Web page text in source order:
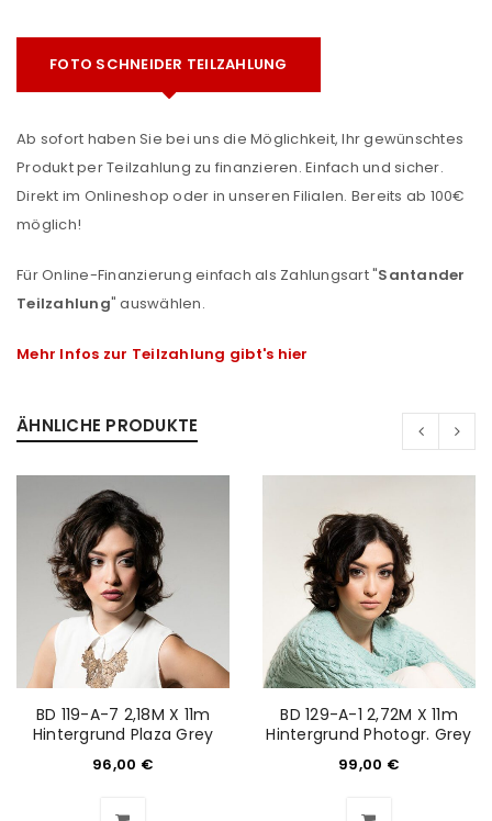
ANMELDEN
FOTO SCHNEIDER TEILZAHLUNG
Ab sofort haben Sie bei uns die Möglichkeit, Ihr gewünschtes
Produkt per Teilzahlung zu finanzieren. Einfach und sicher.
Direkt im Onlineshop oder in unseren Filialen. Bereits ab 100€
möglich!
Für Online-Finanzierung einfach als Zahlungsart "Santander
Teilzahlung" auswählen.
Mehr Infos zur Teilzahlung gibt's hier
ÄHNLICHE PRODUKTE
BD 119-A-7 2,18M X 11m
Hintergrund Plaza Grey
96,00 €
BD 129-A-1 2,72M X 11m
Hintergrund Photogr. Grey
99,00 €